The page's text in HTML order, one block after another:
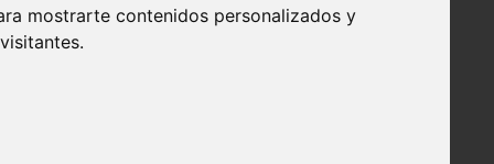
mostrarte contenidos personalizados y